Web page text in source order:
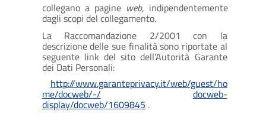
collegano a pagine web, indipendentemente
dagli scopi del collegamento.
La Raccomandazione 2/2001 con la
descrizione delle sue finalità sono riportate al
seguente link del sito dell’Autorità Garante
dei Dati Personali:
http://www.garanteprivacy.it/web/guest/ho
me/docweb/-/ docweb-
display/docweb/1609845 .